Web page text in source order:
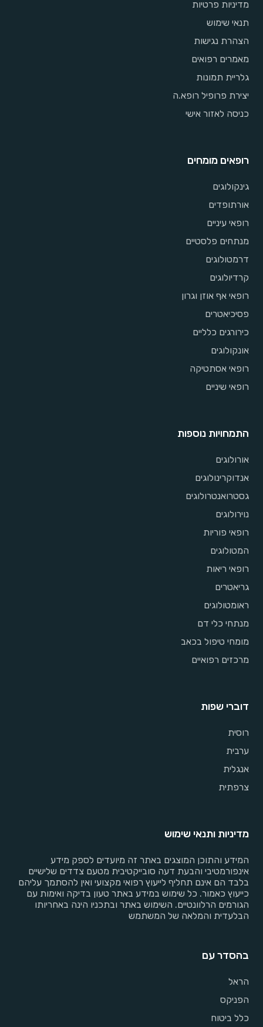
מדיניות פרטיות
תנאי שימוש
הצהרת נגישות
מאמרים רפואים
גלריית תמונות
יצירת פרופיל רופא.ה
כניסה לאזור אישי
רופאים מומחים
גינקולוגים
אורתופדים
רופאי עיניים
מנתחים פלסטיים
דרמטולוגים
קרדיולוגים
רופאי אף אוזן וגרון
פסיכיאטרים
כירורגים כלליים
אונקולוגים
רופאי אסתטיקה
רופאי שיניים
התמחויות נוספות
אורולוגים
אנדוקרינולוגים
גסטרואנטרולוגים
נוירולוגים
רופאי פוריות
המטולוגים
רופאי ריאות
גריאטרים
ראומטולוגים
מנתחי כלי דם
מומחי טיפול בכאב
מרכזים רפואיים
דוברי שפות
רוסית
ערבית
אנגלית
צרפתית
מדיניות ותנאי שימוש
המידע והתוכן המוצגים באתר זה מיועדים לספק מידע
אינפורמטיבי והבעת דעה סובייקטיבית מטעם צדדים שלישיים
בלבד הם אינם תחליף לייעוץ רפואי מקצועי ואין להסתמך עליהם
כייעוץ כאמור. כל שימוש במידע באתר טעון בדיקה ואימות עם
הגורמים הרלוונטיים. השימוש באתר ובתכניו הינה באחריותו
הבלעדית והמלאה של המשתמש
בהסדר עם
הראל
הפניקס
כלל ביטוח